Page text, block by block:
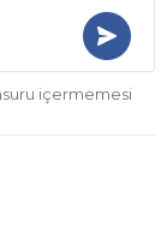
içermemesi